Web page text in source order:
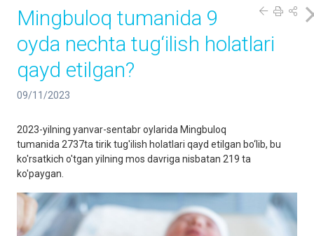
Mingbuloq tumanida 9
oyda nechta tug‘ilish holatlari
qayd etilgan?
09/11/2023
2023-yilning yanvar-sentabr oylarida Mingbuloq
tumanida 2737ta tirik tug'ilish holatlari qayd etilgan bo‘lib, bu
ko'rsatkich o'tgan yilning mos davriga nisbatan 219 ta
ko'paygan.